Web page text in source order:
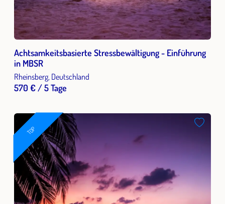
Achtsamkeitsbasierte Stressbewältigung - Einführung
in MBSR
Rheinsberg, Deutschland
570 € / 5 Tage
TOP